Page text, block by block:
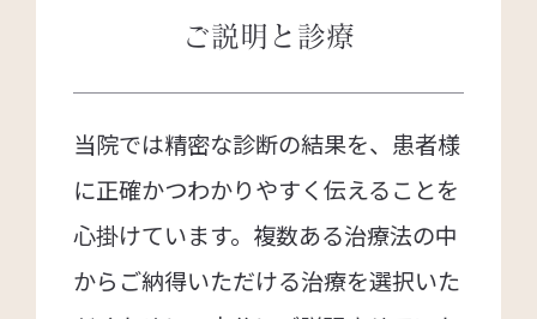
ご説明と診療
当院では精密な診断の結果を、患者様
に正確かつわかりやすく伝えることを
心掛けています。複数ある治療法の中
からご納得いただける治療を選択いた